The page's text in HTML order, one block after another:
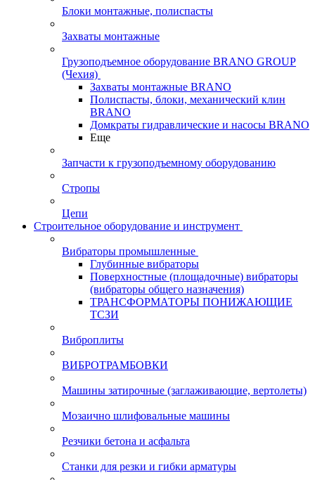
Блоки монтажные, полиспасты
Захваты монтажные
Грузоподъемное оборудование BRANO GROUP
(Чехия)
Захваты монтажные BRANO
Полиспасты, блоки, механический клин
BRANO
Домкраты гидравлические и насосы BRANO
Еще
Запчасти к грузоподъемному оборудованию
Стропы
Цепи
Строительное оборудование и инструмент
Вибраторы промышленные
Глубинные вибраторы
Поверхностные (площадочные) вибраторы
(вибраторы общего назначения)
ТРАНСФОРМАТОРЫ ПОНИЖАЮЩИЕ
ТСЗИ
Виброплиты
ВИБРОТРАМБОВКИ
Машины затирочные (заглаживающие, вертолеты)
Мозаично шлифовальные машины
Резчики бетона и асфальта
Станки для резки и гибки арматуры